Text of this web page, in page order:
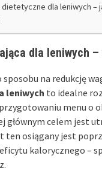
dla leniwych –
dla leniwych –
na redukcję
leniwych to idealne
menu o
głównym celem jest
ten osiągany jest
kalorycznego –